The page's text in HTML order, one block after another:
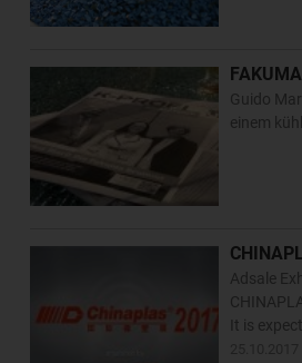
Guido
einem
Adsale
It is